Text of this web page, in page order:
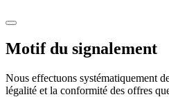
Motif du signalement
Nous effectuons systématiquement
légalité et la conformité des offres